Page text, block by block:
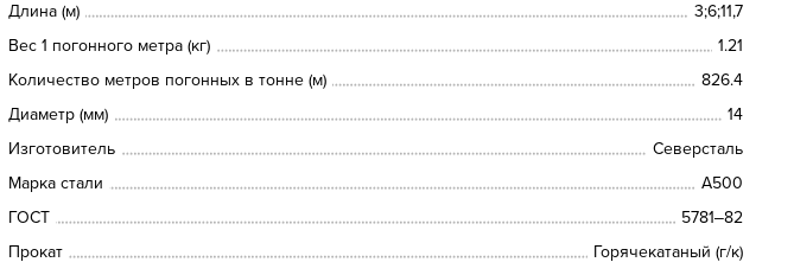
Длина (м)
3;6;11,7
Вес 1 погонного метра (кг)
1.21
Количество метров погонных в тонне (м)
826.4
Диаметр (мм)
14
Изготовитель
Северсталь
Марка стали
А500
ГОСТ
5781‒82
Прокат
Горячекатаный (г/к)